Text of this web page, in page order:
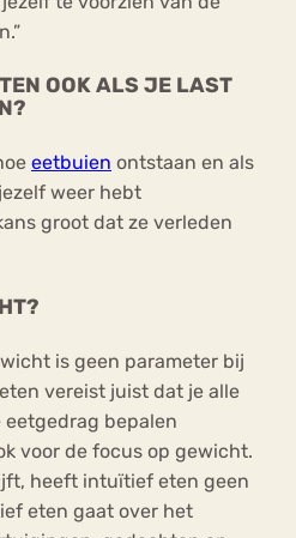
OOK ALS JE LAST
eetbuien ontstaan en als
weer hebt
groot dat ze verleden
is geen parameter bij
vereist juist dat je alle
bepalen
voor de focus op gewicht.
heeft intuïtief eten geen
eten gaat over het